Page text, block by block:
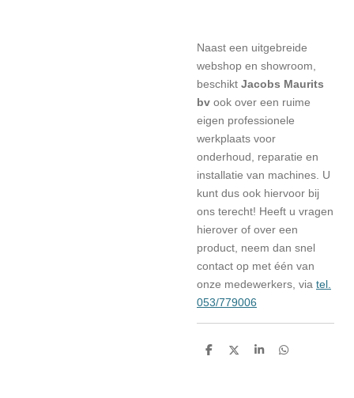
Naast een uitgebreide
webshop en showroom,
beschikt Jacobs Maurits
bv ook over een ruime
eigen professionele
werkplaats voor
onderhoud, reparatie en
installatie van machines. U
kunt dus ook hiervoor bij
ons terecht! Heeft u vragen
hierover of over een
product, neem dan snel
contact op met één van
onze medewerkers, via tel.
053/779006
D
D
S
D